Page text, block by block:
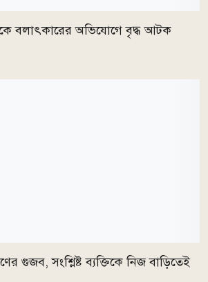
বলাৎকারের অভিযোগে বৃদ্ধ আটক
গুজব, সংশ্লিষ্ট ব্যক্তিকে নিজ বাড়িতেই